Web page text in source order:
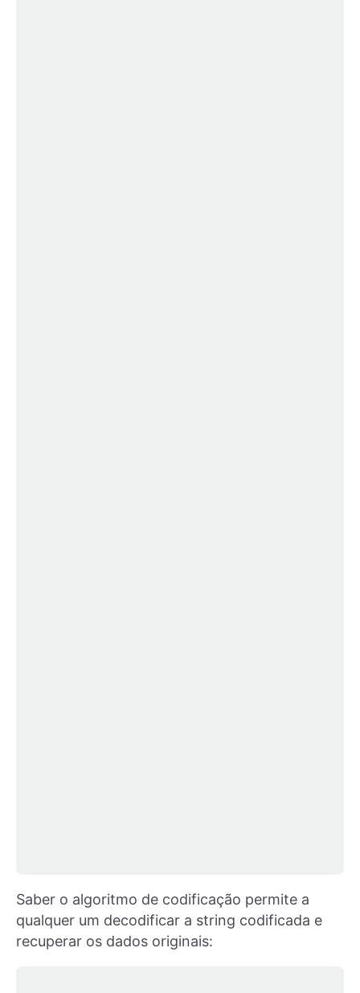
Saber o algoritmo de codificação permite a
qualquer um decodificar a string codificada e
recuperar os dados originais: